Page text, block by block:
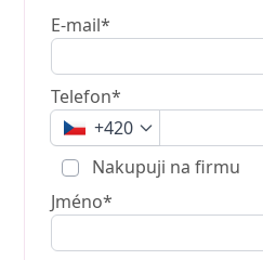
E-mail*
Telefon*
+420
Nakupuji na firmu
Jméno*